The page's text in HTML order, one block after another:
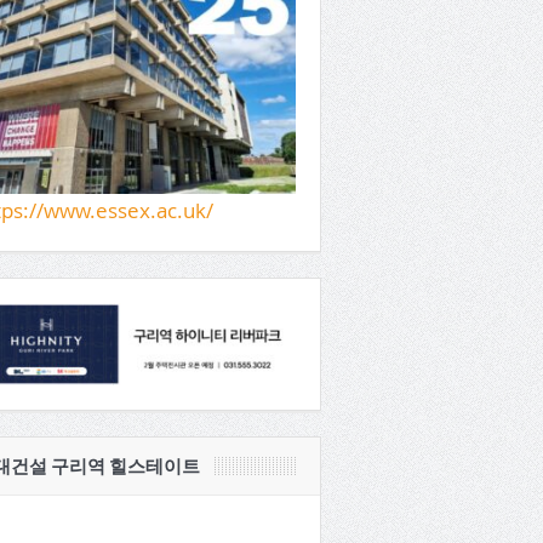
www.essex.ac.uk/
건설 구리역 힐스테이트